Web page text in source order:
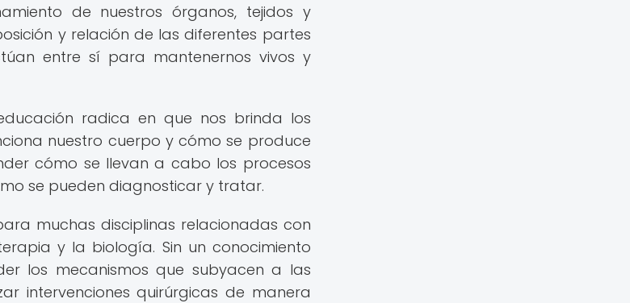
de nuestros órganos, tejidos y
y relación de las diferentes partes
entre sí para mantenernos vivos y
radica en que nos brinda los
nuestro cuerpo y cómo se produce
cómo se llevan a cabo los procesos
se pueden diagnosticar y tratar.
muchas disciplinas relacionadas con
y la biología. Sin un conocimiento
los mecanismos que subyacen a las
intervenciones quirúrgicas de manera